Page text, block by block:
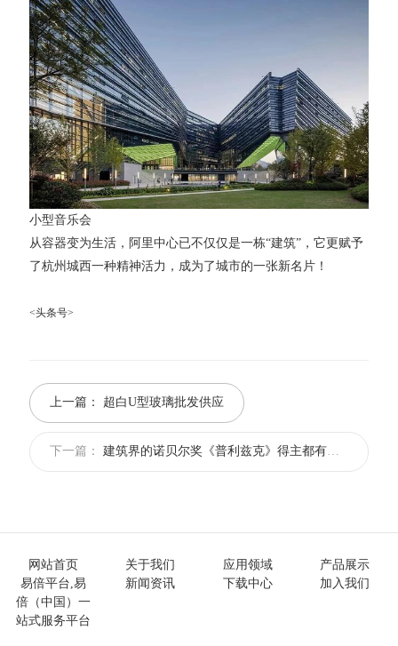
小型音乐会
从容器变为生活，阿里中心已不仅仅是一栋“建筑”，它更赋予
了杭州城西一种精神活力，成为了城市的一张新名片！
<头条号>
上一篇： 超白U型玻璃批发供应
下一篇： 建筑界的诺贝尔奖《普利兹克》得主都有谁？
网站首页 关于我们 应用领域
产品展示
易倍平台,易
倍（中国）一
站式服务平台
新闻资讯 下载中心 加入我们